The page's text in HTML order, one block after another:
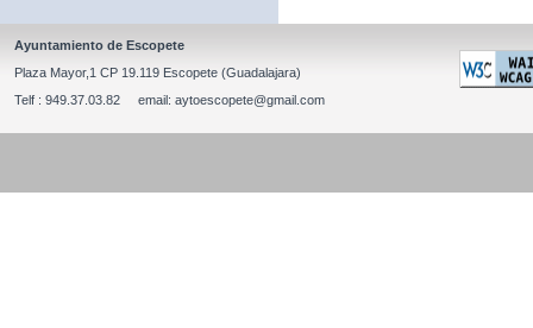
Ayuntamiento de Escopete
Plaza Mayor,1 CP 19.119 Escopete (Guadalajara)
Telf : 949.37.03.82 email: aytoescopete@gmail.com